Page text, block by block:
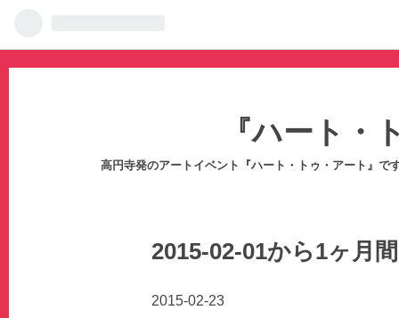
『ハート・
高円寺発のアートイベント『ハート・トゥ・アート』
2015-02-01から1ヶ月
2015-02-23